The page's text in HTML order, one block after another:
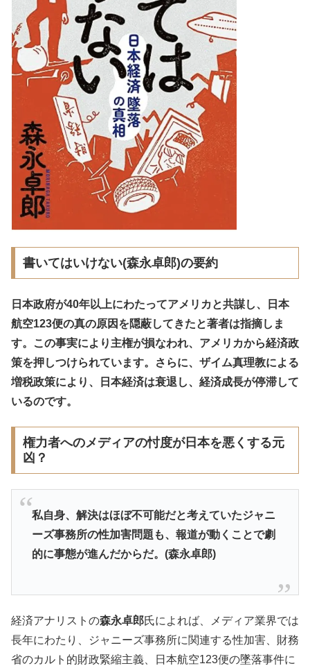
書いてはいけない(森永卓郎)の要約
日本政府が40年以上にわたってアメリカと共謀し、日本
航空123便の真の原因を隠蔽してきたと著者は指摘しま
す。この事実により主権が損なわれ、アメリカから経済政
策を押しつけられています。さらに、ザイム真理教による
増税政策により、日本経済は衰退し、経済成長が停滞して
いるのです。
権力者へのメディアの忖度が日本を悪くする元
凶？
私自身、解決はほぼ不可能だと考えていたジャニ
ーズ事務所の性加害問題も、報道が動くことで劇
的に事態が進んだからだ。(森永卓郎)
経済アナリストの森永卓郎氏によれば、メディア業界では
長年にわたり、ジャニーズ事務所に関連する性加害、財務
省のカルト的財政緊縮主義、日本航空123便の墜落事件に